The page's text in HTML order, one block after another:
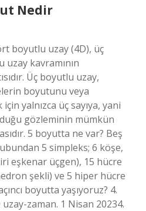
Nedir
boyutlu uzay (4D), üç
kavramının
Üç boyutlu uzay,
boyutunu veya
yalnızca üç sayıya, yani
gözleminin mümkün
5 boyutta ne var? Beş
5 simpleks; 6 köşe,
eşkenar üçgen), 15 hücre
şekli) ve 5 hiper hücre
boyutta yaşıyoruz? 4.
zaman. 1 Nisan 20234.